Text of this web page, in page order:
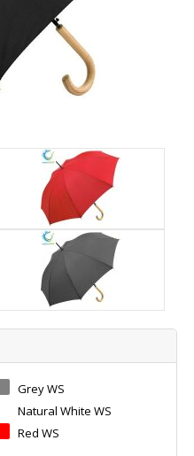
Grey WS
Natural White WS
Red WS